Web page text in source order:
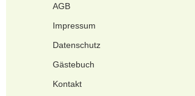
AGB
Impressum
Datenschutz
Gästebuch
Kontakt